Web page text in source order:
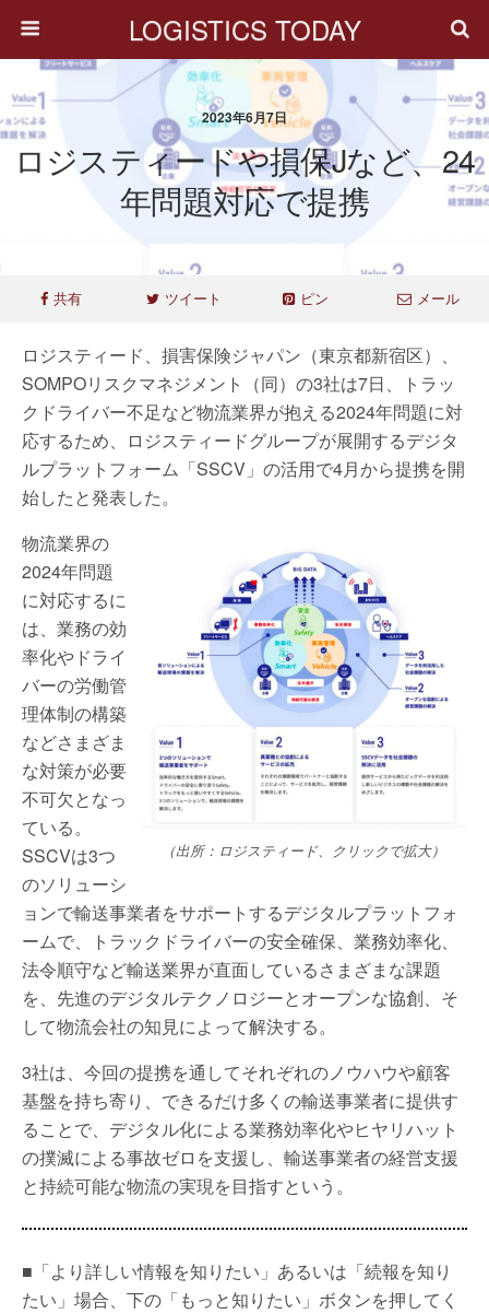
LOGISTICS TODAY
2023年6月7日
ロジスティードや損保Jなど、24
年問題対応で提携
共有 ツイート ピン メール
ロジスティード、損害保険ジャパン（東京都新宿区）、
SOMPOリスクマネジメント（同）の3社は7日、トラッ
クドライバー不足など物流業界が抱える2024年問題に対
応するため、ロジスティードグループが展開するデジタ
ルプラットフォーム「SSCV」の活用で4月から提携を開
始したと発表した。
（出所：ロジスティード、クリックで拡大）
物流業界の
2024年問題
に対応するに
は、業務の効
率化やドライ
バーの労働管
理体制の構築
などさまざま
な対策が必要
不可欠となっ
ている。
SSCVは3つ
のソリューシ
ョンで輸送事業者をサポートするデジタルプラットフォ
ームで、トラックドライバーの安全確保、業務効率化、
法令順守など輸送業界が直面しているさまざまな課題
を、先進のデジタルテクノロジーとオープンな協創、そ
して物流会社の知見によって解決する。
3社は、今回の提携を通してそれぞれのノウハウや顧客
基盤を持ち寄り、できるだけ多くの輸送事業者に提供す
ることで、デジタル化による業務効率化やヒヤリハット
の撲滅による事故ゼロを支援し、輸送事業者の経営支援
と持続可能な物流の実現を目指すという。
■「より詳しい情報を知りたい」あるいは「続報を知り
たい」場合、下の「もっと知りたい」ボタンを押してく